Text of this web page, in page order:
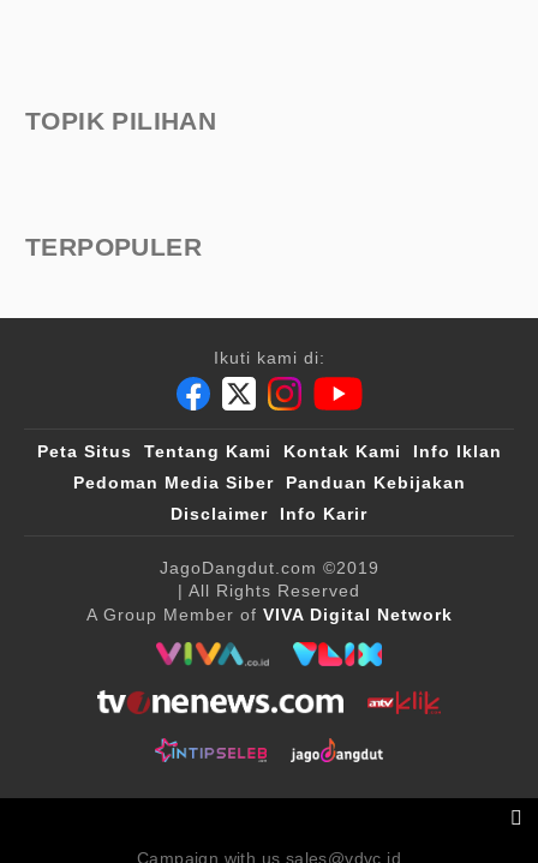
TOPIK PILIHAN
TERPOPULER
Ikuti kami di:
Peta Situs Tentang Kami Kontak Kami
Info Iklan
Pedoman Media Siber
Panduan Kebijakan
Disclaimer
Info Karir
JagoDangdut.com ©2019
| All Rights Reserved
A Group Member of VIVA Digital Network
